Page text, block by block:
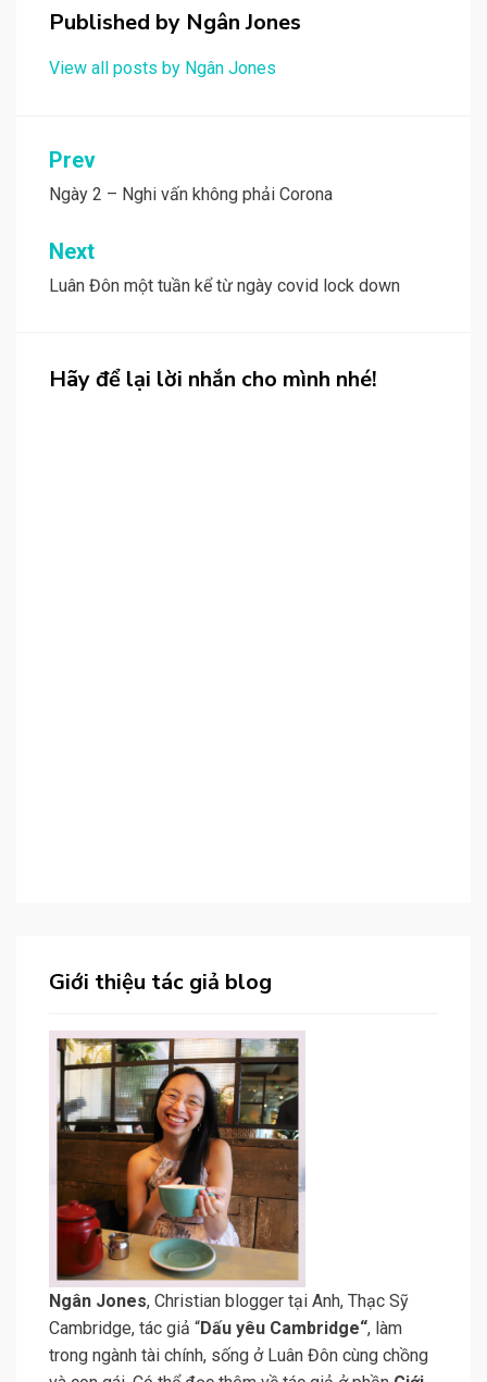
Published by Ngân Jones
View all posts by Ngân Jones
Post
navigation
Prev
Ngày 2 – Nghi vấn không phải Corona
Next
Luân Đôn một tuần kể từ ngày covid lock down
Hãy để lại lời nhắn cho mình nhé!
Giới thiệu tác giả blog
N gân Jones, Christian blogger tại Anh, Thạc Sỹ
Cambridge, tác giả “Dấu yêu Cambridge“, làm
trong ngành tài chính, sống ở Luân Đôn cùng chồng